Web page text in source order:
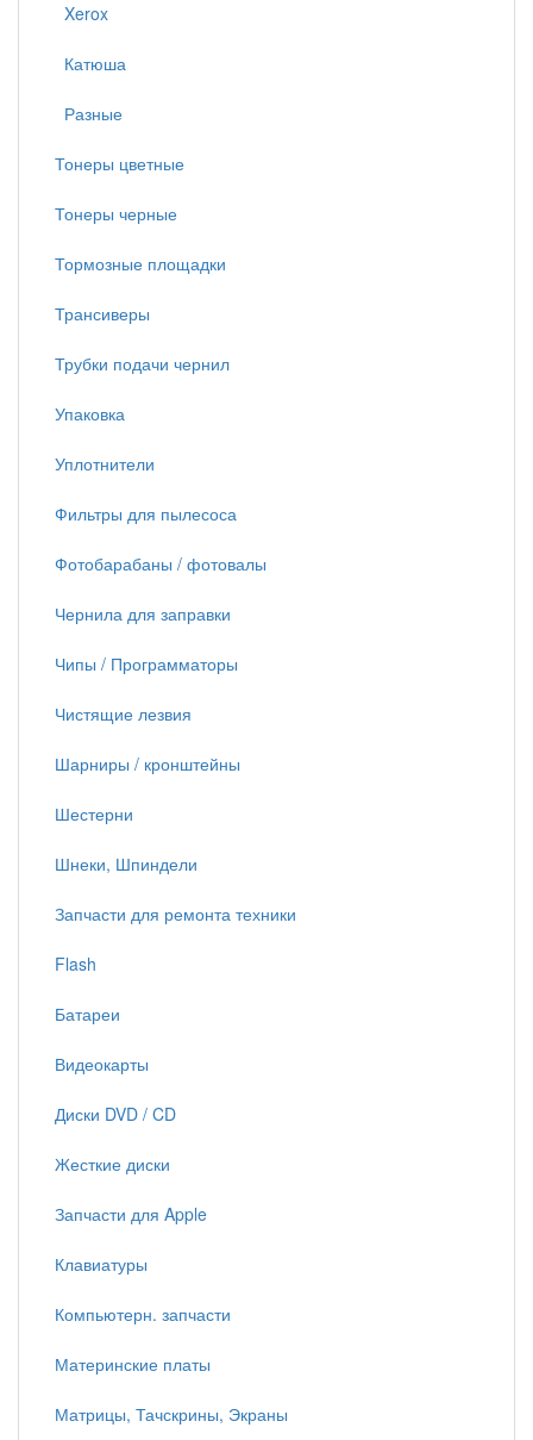
Xerox
Катюша
Разные
Тонеры цветные
Тонеры черные
Тормозные площадки
Трансиверы
Трубки подачи чернил
Упаковка
Уплотнители
Фильтры для пылесоса
Фотобарабаны / фотовалы
Чернила для заправки
Чипы / Программаторы
Чистящие лезвия
Шарниры / кронштейны
Шестерни
Шнеки, Шпиндели
Запчасти для ремонта техники
Flash
Батареи
Видеокарты
Диски DVD / CD
Жесткие диски
Запчасти для Apple
Клавиатуры
Компьютерн. запчасти
Материнские платы
Матрицы, Тачскрины, Экраны